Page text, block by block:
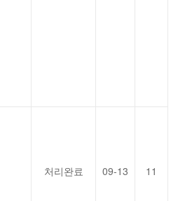
처리완료 09-13 11